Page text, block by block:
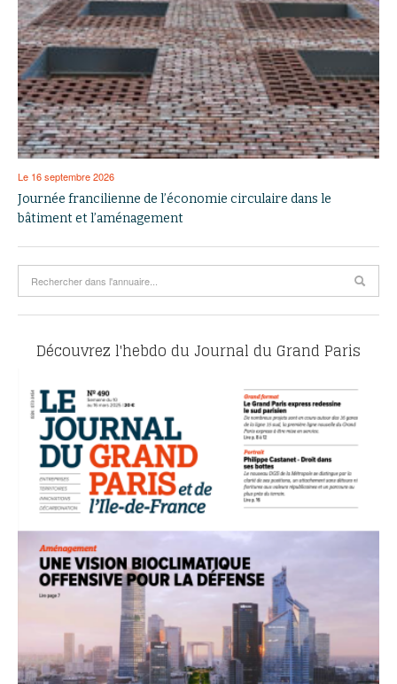
Le 16 septembre 2026
Journée francilienne de l’économie circulaire dans le
bâtiment et l’aménagement
Découvrez l'hebdo du Journal du Grand Paris